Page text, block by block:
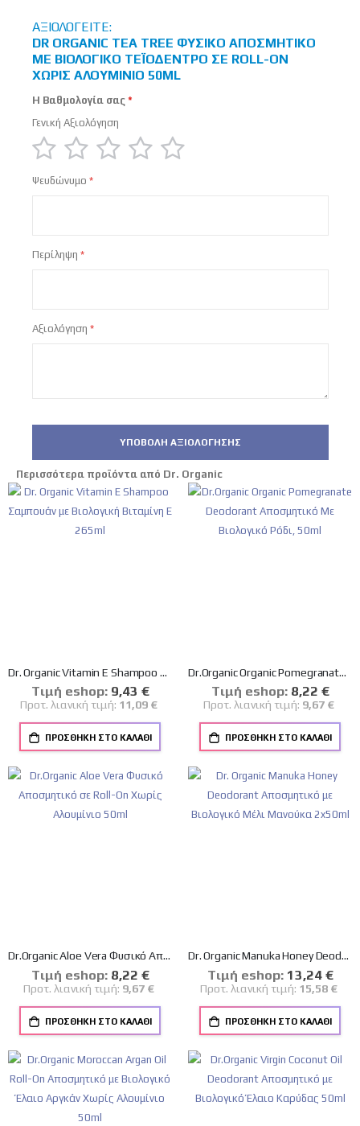
ΑΞΙΟΛΟΓΕΊΤΕ:
DR ORGANIC TEA TREE ΦΥΣΙΚΌ ΑΠΟΣΜΗΤΙΚΌ
ΜΕ ΒΙΟΛΟΓΙΚΌ ΤΕΪΌΔΕΝΤΡΟ ΣΕ ROLL-ON
ΧΩΡΊΣ ΑΛΟΥΜΊΝΙΟ 50ML
Η Βαθμολογία σας
Γενική Αξιολόγηση
star
stars
stars
stars
stars
Ψευδώνυμο
Περίληψη
Αξιολόγηση
ΥΠΟΒΟΛΉ ΑΞΙΟΛΌΓΗΣΗΣ
Περισσότερα προϊόντα από Dr. Organic
Dr. Organic Vitamin E Shampoo Σαμπουάν με Βιολογική Βιταμίνη Ε 265ml
Tιμή eshop: Ειδική
Τιμή
9,43 €
Προτ. λιανική τιμή: 11,09 €
ΠΡΟΣΘΉΚΗ ΣΤΟ ΚΑΛΆΘΙ
Dr.Organic Organic Pomegranate Deodorant Αποσμητικό Με Βιολογικό Ρόδι, 50ml
Tιμή eshop: Ειδική
Τιμή
8,22 €
Προτ. λιανική τιμή: 9,67 €
ΠΡΟΣΘΉΚΗ ΣΤΟ ΚΑΛΆΘΙ
Dr.Organic Aloe Vera Φυσικό Αποσμητικό σε Roll-On Χωρίς Αλουμίνιο 50ml
Tιμή eshop: Ειδική
Τιμή
8,22 €
Προτ. λιανική τιμή: 9,67 €
ΠΡΟΣΘΉΚΗ ΣΤΟ ΚΑΛΆΘΙ
Dr. Organic Manuka Honey Deodorant Αποσμητικό με Βιολογικό Μέλι Μανούκα 2x50ml
Tιμή eshop: Ειδική
Τιμή
13,24 €
Προτ. λιανική τιμή: 15,58 €
ΠΡΟΣΘΉΚΗ ΣΤΟ ΚΑΛΆΘΙ